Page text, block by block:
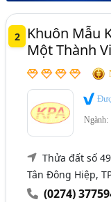
2
Khuôn Mẫu
Một Thành
Ngành:
Thửa đất số
Tân Đông Hiệp,
(0274)